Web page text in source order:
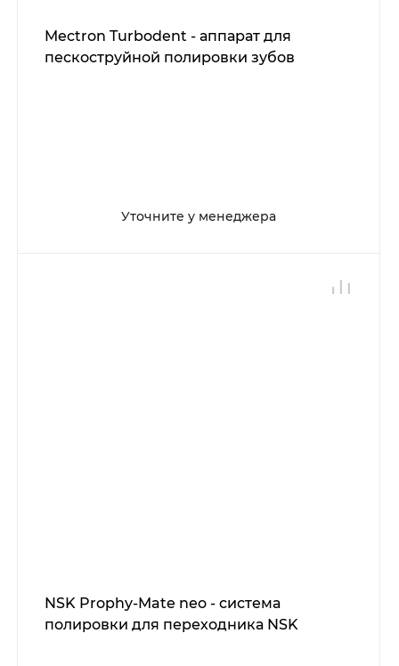
Mectron Turbodent - аппарат для
пескоструйной полировки зубов
Уточните у менеджера
NSK Prophy-Mate neo - система
полировки для переходника NSK